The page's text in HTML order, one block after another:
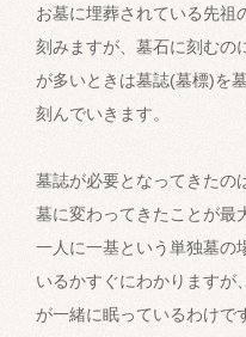
お墓に埋葬されている先祖
刻みますが、墓石に刻むの
が多いときは墓誌(墓標)を
刻んでいきます。
墓誌が必要となってきたの
墓に変わってきたことが最
一人に一基という単独墓の
いるかすぐにわかりますが
が一緒に眠っているわけで